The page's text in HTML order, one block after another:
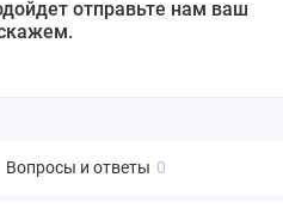
отправьте нам ваш
Вопросы и ответы 0